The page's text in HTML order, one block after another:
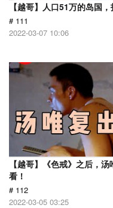
【越哥】人口51万的岛国
# 111
2022-03-07 10:06
【越哥】《色戒》之后，
看！
# 112
2022-03-05 03:25